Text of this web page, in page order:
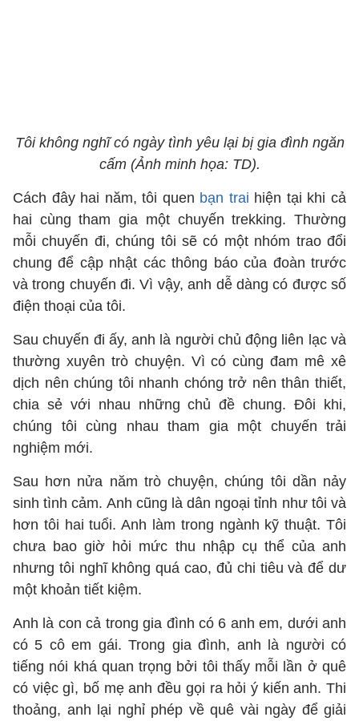
Tôi không nghĩ có ngày tình yêu lại bị gia đình ngăn
cấm (Ảnh minh họa: TD).
Cách đây hai năm, tôi quen bạn trai hiện tại khi cả
hai cùng tham gia một chuyến trekking. Thường
mỗi chuyến đi, chúng tôi sẽ có một nhóm trao đổi
chung để cập nhật các thông báo của đoàn trước
và trong chuyến đi. Vì vậy, anh dễ dàng có được số
điện thoại của tôi.
Sau chuyến đi ấy, anh là người chủ động liên lạc và
thường xuyên trò chuyện. Vì có cùng đam mê xê
dịch nên chúng tôi nhanh chóng trở nên thân thiết,
chia sẻ với nhau những chủ đề chung. Đôi khi,
chúng tôi cùng nhau tham gia một chuyến trải
nghiệm mới.
Sau hơn nửa năm trò chuyện, chúng tôi dần nảy
sinh tình cảm. Anh cũng là dân ngoại tỉnh như tôi và
hơn tôi hai tuổi. Anh làm trong ngành kỹ thuật. Tôi
chưa bao giờ hỏi mức thu nhập cụ thể của anh
nhưng tôi nghĩ không quá cao, đủ chi tiêu và để dư
một khoản tiết kiệm.
Anh là con cả trong gia đình có 6 anh em, dưới anh
có 5 cô em gái. Trong gia đình, anh là người có
tiếng nói khá quan trọng bởi tôi thấy mỗi lần ở quê
có việc gì, bố mẹ anh đều gọi ra hỏi ý kiến anh. Thi
thoảng, anh lại nghỉ phép về quê vài ngày để giải